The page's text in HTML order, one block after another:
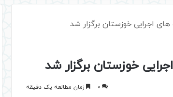
های اجرایی خوزستان برگزار شد
خوزستان برگزار شد
0 زمان مطالعه یک دقیقه